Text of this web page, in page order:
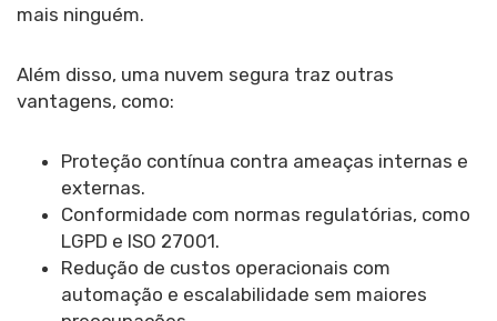
mais ninguém.
Além disso, uma nuvem segura traz outras
vantagens, como:
Proteção contínua contra ameaças internas e
externas.
Conformidade com normas regulatórias, como
LGPD e ISO 27001.
Redução de custos operacionais com
automação e escalabilidade sem maiores